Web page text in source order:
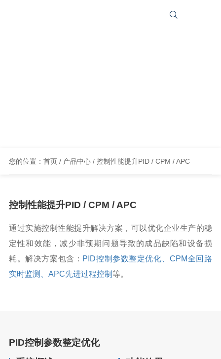

您的位置： 首页 / 产品中心 / 控制性能提升PID / CPM / APC
控制性能提升PID / CPM / APC
通过实施控制性能提升解决方案，可以优化企业生产的稳
定性和效能，减少非预期问题导致的成品缺陷和设备损
耗。解决方案包含： PID控制参数整定优化、CPM全回路
实时监测、APC先进过程控制 等。
PID控制参数整定优化